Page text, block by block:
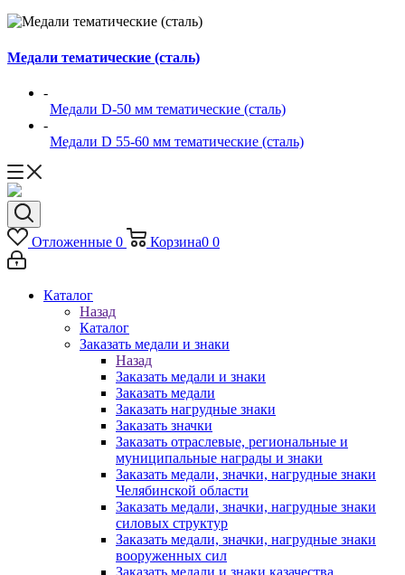
Медали тематические (сталь)
-
Медали D-50 мм тематические (сталь)
-
Медали D 55-60 мм тематические (сталь)
Отложенные 0 Корзина0 0
Каталог
Назад
Каталог
Заказать медали и знаки
Назад
Заказать медали и знаки
Заказать медали
Заказать нагрудные знаки
Заказать значки
Заказать отраслевые, региональные и
муниципальные награды и знаки
Заказать медали, значки, нагрудные знаки
Челябинской области
Заказать медали, значки, нагрудные знаки
силовых структур
Заказать медали, значки, нагрудные знаки
вооруженных сил
Заказать медали и знаки казачества